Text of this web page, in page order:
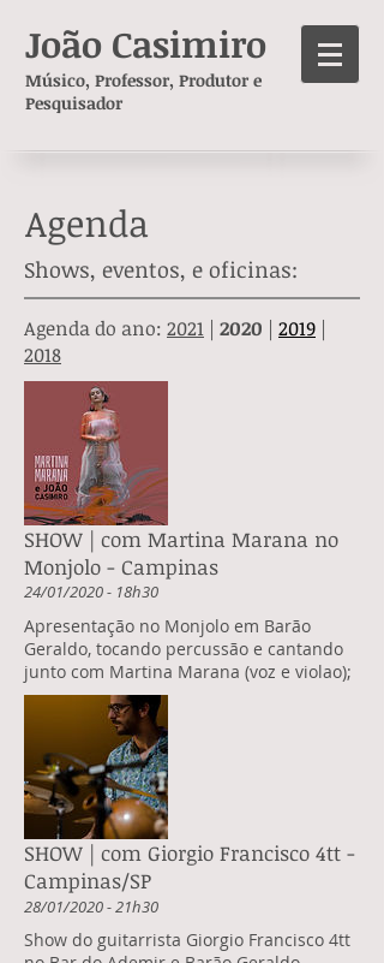
João Casimiro
Músico, Professor, Produtor e
Pesquisador
Agenda
Shows, eventos, e oficinas:
Agenda do ano: 2021 | 2020 | 2019 |
2018
SHOW | com Martina Marana no
Monjolo - Campinas
24/01/2020 - 18h30
Apresentação no Monjolo em Barão
Geraldo, tocando percussão e cantando
junto com Martina Marana (voz e violao);
SHOW | com Giorgio Francisco 4tt -
Campinas/SP
28/01/2020 - 21h30
Show do guitarrista Giorgio Francisco 4tt